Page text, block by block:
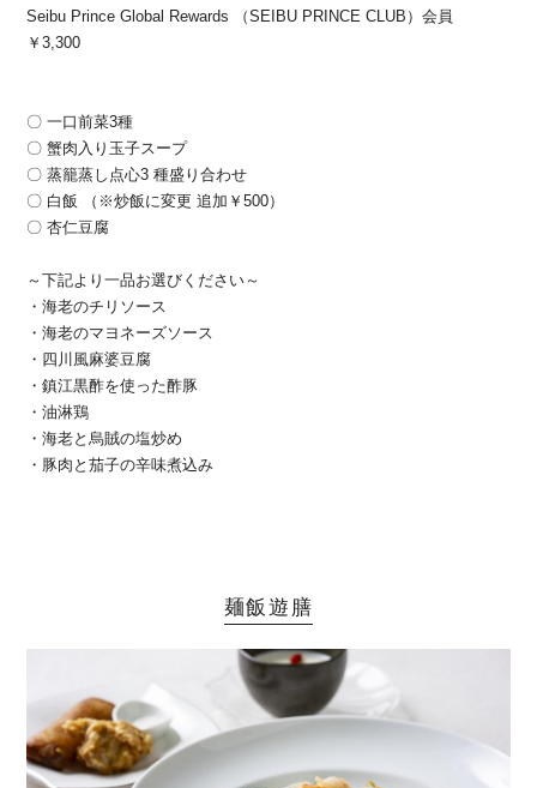
Seibu Prince Global Rewards （SEIBU PRINCE CLUB）会員
￥3,300
〇 一口前菜3種
〇 蟹肉入り玉子スープ
〇 蒸籠蒸し点心3 種盛り合わせ
〇 白飯 （※炒飯に変更 追加￥500）
〇 杏仁豆腐
～下記より一品お選びください～
・海老のチリソース
・海老のマヨネーズソース
・四川風麻婆豆腐
・鎮江黒酢を使った酢豚
・油淋鶏
・海老と烏賊の塩炒め
・豚肉と茄子の辛味煮込み
麺飯遊膳